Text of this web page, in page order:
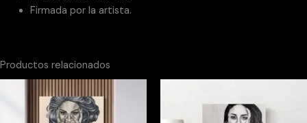
Firmada por la artista.
Productos relacionados